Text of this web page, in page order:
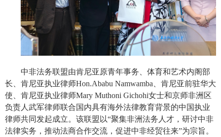
中非法务联盟由肯尼亚原青年事务、体育和艺术内阁部
长、肯尼亚执业律师Hon.Ababu Namwamba 、肯尼亚前驻华大
使、肯尼亚执业律师Mary Muthoni Gichohi女士和京师非洲区
负责人武军律师联合国内具有海外法律教育背景的中国执业
律师共同发起成立。该联盟以“聚集非洲法务人才，研讨中非
法律实务，推动法商合作交流，促进中非经贸往来”为宗旨。